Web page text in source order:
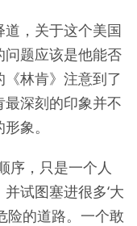
，关于这个美国
问题应该是他能否
林肯》注意到了
深刻的印象并不
象。
序，只是一个人
试图塞进很多‘大
险的道路。一个敢